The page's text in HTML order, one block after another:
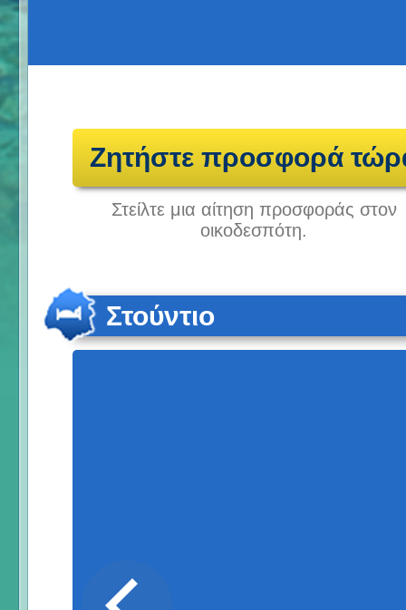
Ζητήστε προσφορά
Στείλτε μια αίτηση προσφοράς στον
οικοδεσπότη.
Στούντιο